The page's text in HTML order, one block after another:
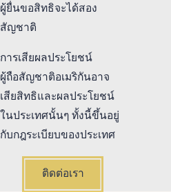
ผู้ยื่นขอสิทธิจะได้สอง
สัญชาติ
การเสียผลประโยชน์
ผู้ถือสัญชาติอเมริกันอาจ
เสียสิทธิและผลประโยชน์
ในประเทศนั้นๆ ทั้งนี้ขึ้นอยู่
กับกฎระเบียบของประเทศ
ติดต่อเรา